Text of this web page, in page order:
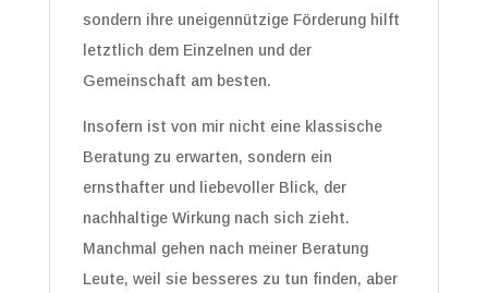
sondern ihre uneigennützige Förderung hilft
letztlich dem Einzelnen und der
Gemeinschaft am besten.
Insofern ist von mir nicht eine klassische
Beratung zu erwarten, sondern ein
ernsthafter und liebevoller Blick, der
nachhaltige Wirkung nach sich zieht.
Manchmal gehen nach meiner Beratung
Leute, weil sie besseres zu tun finden, aber